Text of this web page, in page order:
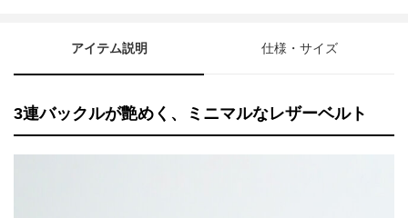
アイテム説明 仕様・サイズ
3連バックルが艶めく、ミニマルなレザーベルト